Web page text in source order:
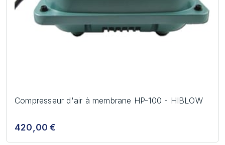
Compresseur d'air à membrane HP-100 - HIBLOW
420,00 €